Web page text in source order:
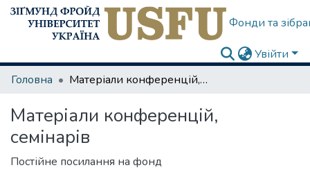
Фонди та
Увійти
Головна
Матеріали конференцій, семінарів
Матеріали конференцій,
семінарів
Постійне посилання на фонд